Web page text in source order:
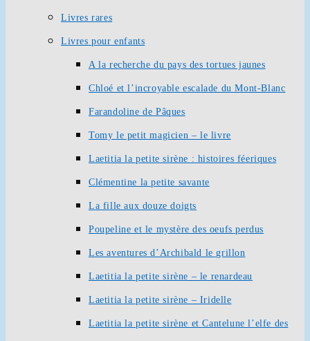
Livres rares
Livres pour enfants
A la recherche du pays des tortues jaunes
Chloé et l’incroyable escalade du Mont-Blanc
Farandoline de Pâques
Tomy le petit magicien – le livre
Laetitia la petite sirène : histoires féeriques
Clémentine la petite savante
La fille aux douze doigts
Poupeline et le mystère des oeufs perdus
Les aventures d’Archibald le grillon
Laetitia la petite sirène – le renardeau
Laetitia la petite sirène – Iridelle
Laetitia la petite sirène et Cantelune l’elfe des